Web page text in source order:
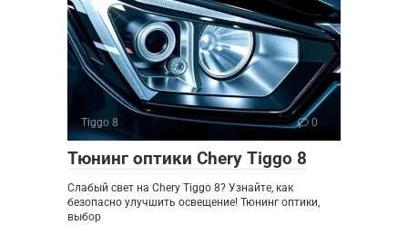
Tiggo 8 0
Тюнинг оптики Chery Tiggo 8
Слабый свет на Chery Tiggo 8? Узнайте, как
безопасно улучшить освещение! Тюнинг оптики,
выбор